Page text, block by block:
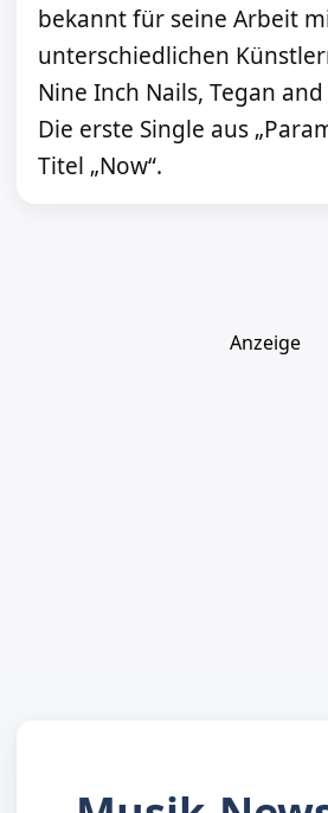
bekannt für seine Arbeit
unterschiedlichen
Nine Inch Nails, Tegan
Die erste Single aus
Titel „Now“.
Anzeige